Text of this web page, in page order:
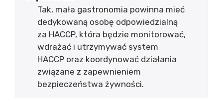
Tak, mała gastronomia powinna mieć
dedykowaną osobę odpowiedzialną
za HACCP, która będzie monitorować,
wdrażać i utrzymywać system
HACCP oraz koordynować działania
związane z zapewnieniem
bezpieczeństwa żywności.